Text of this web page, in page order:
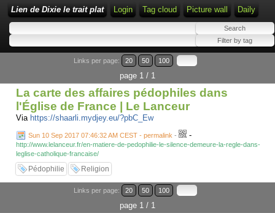
Lien de Dixie le trait plat Login Tag cloud Picture wall Daily
Links per page: 20 50 100
page 1 / 1
La carte des affaires pédophiles dans
l'Église de France | Le Lanceur
Via https://shaarli.mydjey.eu/?pbC_Ew
Sun 10 Sep 2017 07:46:32 AM CEST - permalink - -
http://www.lelanceur.fr/en-matiere-de-pedophilie-le-silence-demeure-la-regle-dans-
leglise-catholique-francaise/
Pédophilie Religion
Links per page: 20 50 100
page 1 / 1